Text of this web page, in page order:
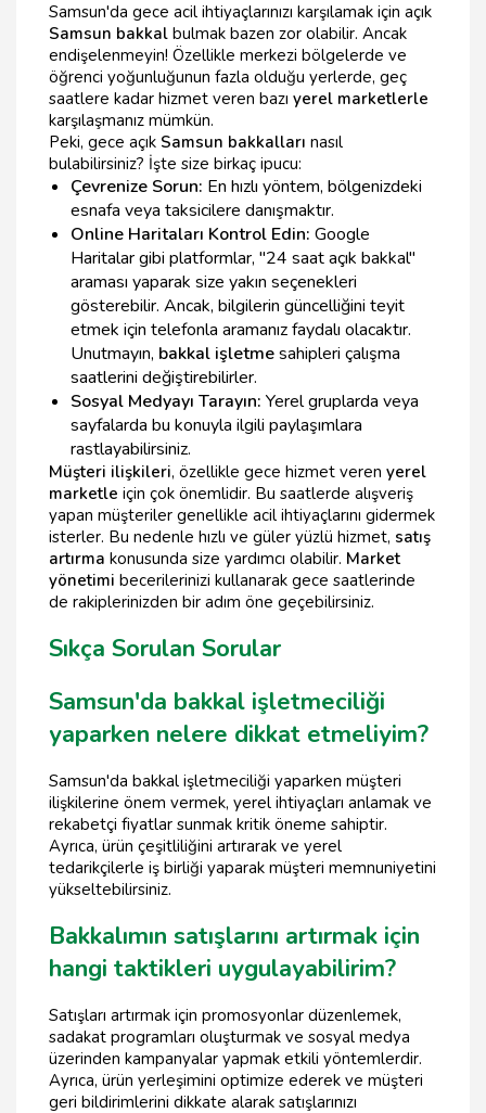
Samsun'da gece acil ihtiyaçlarınızı karşılamak için açık
Samsun bakkal bulmak bazen zor olabilir. Ancak
endişelenmeyin! Özellikle merkezi bölgelerde ve
öğrenci yoğunluğunun fazla olduğu yerlerde, geç
saatlere kadar hizmet veren bazı yerel marketlerle
karşılaşmanız mümkün.
Peki, gece açık Samsun bakkalları nasıl
bulabilirsiniz? İşte size birkaç ipucu:
Çevrenize Sorun: En hızlı yöntem, bölgenizdeki
esnafa veya taksicilere danışmaktır.
Online Haritaları Kontrol Edin: Google
Haritalar gibi platformlar, "24 saat açık bakkal"
araması yaparak size yakın seçenekleri
gösterebilir. Ancak, bilgilerin güncelliğini teyit
etmek için telefonla aramanız faydalı olacaktır.
Unutmayın, bakkal işletmesahipleri çalışma
saatlerini değiştirebilirler.
Sosyal Medyayı Tarayın: Yerel gruplarda veya
sayfalarda bu konuyla ilgili paylaşımlara
rastlayabilirsiniz.
Müşteri ilişkileri, özellikle gece hizmet veren yerel
marketle için çok önemlidir. Bu saatlerde alışveriş
yapan müşteriler genellikle acil ihtiyaçlarını gidermek
isterler. Bu nedenle hızlı ve güler yüzlü hizmet, satış
artırma konusunda size yardımcı olabilir. Market
yönetimi becerilerinizi kullanarak gece saatlerinde
de rakiplerinizden bir adım öne geçebilirsiniz.
Sıkça Sorulan Sorular
Samsun'da bakkal işletmeciliği
yaparken nelere dikkat etmeliyim?
Samsun'da bakkal işletmeciliği yaparken müşteri
ilişkilerine önem vermek, yerel ihtiyaçları anlamak ve
rekabetçi fiyatlar sunmak kritik öneme sahiptir.
Ayrıca, ürün çeşitliliğini artırarak ve yerel
tedarikçilerle iş birliği yaparak müşteri memnuniyetini
yükseltebilirsiniz.
Bakkalımın satışlarını artırmak için
hangi taktikleri uygulayabilirim?
Satışları artırmak için promosyonlar düzenlemek,
sadakat programları oluşturmak ve sosyal medya
üzerinden kampanyalar yapmak etkili yöntemlerdir.
Ayrıca, ürün yerleşimini optimize ederek ve müşteri
geri bildirimlerini dikkate alarak satışlarınızı